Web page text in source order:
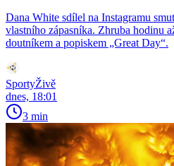
Dana White sdílel na Instagramu
vlastního zápasníka. Zhruba hodinu
doutníkem a popiskem „Great Day“.
SportyŽivě
dnes, 18:01
3 min